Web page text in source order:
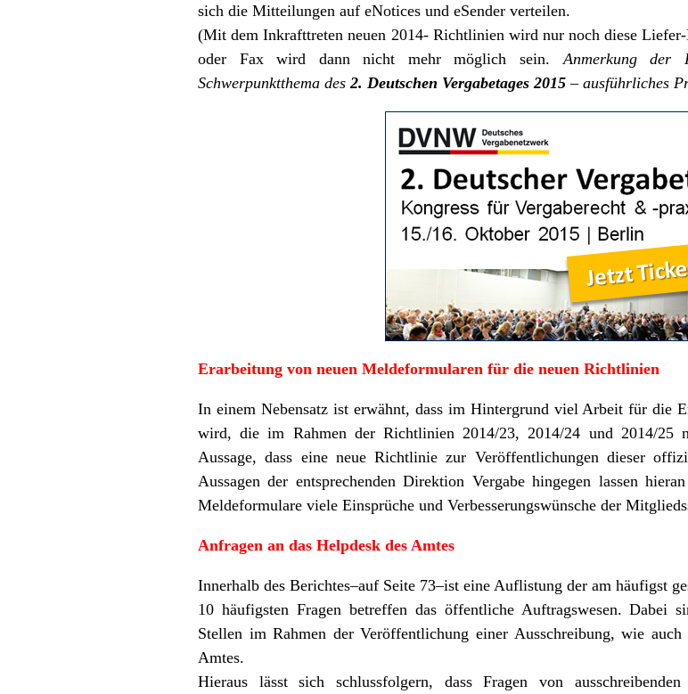
sich die Mitteilungen auf eNotices und eSender verteilen.
(Mit dem Inkrafttreten neuen 2014- Richtlinien wird nur noch diese
oder Fax wird dann nicht mehr möglich sein. Anmerkung der
Schwerpunktthema des 2. Deutschen Vergabetages 2015 – ausführliches
Erarbeitung von neuen Meldeformularen für die neuen Richtlinien
In einem Nebensatz ist erwähnt, dass im Hintergrund viel Arbeit für die
wird, die im Rahmen der Richtlinien 2014/23, 2014/24 und 2014/25
Aussage, dass eine neue Richtlinie zur Veröffentlichungen dieser
Aussagen der entsprechenden Direktion Vergabe hingegen lassen
Meldeformulare viele Einsprüche und Verbesserungswünsche der
Anfragen an das Helpdesk des Amtes
Innerhalb des Berichtes–auf Seite 73–ist eine Auflistung der am häufigst
10 häufigsten Fragen betreffen das öffentliche Auftragswesen. Dabei
Stellen im Rahmen der Veröffentlichung einer Ausschreibung, wie
Amtes.
Hieraus lässt sich schlussfolgern, dass Fragen von